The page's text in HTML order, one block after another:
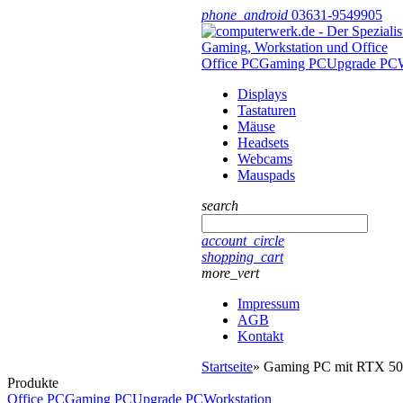
phone_android 03631-9549905
Office PCGaming PCUpgrade PC
Displays
Tastaturen
Mäuse
Headsets
Webcams
Mauspads
search
account_circle
shopping_cart
more_vert
Impressum
AGB
Kontakt
Startseite» Gaming PC mit RTX
Produkte
Office PCGaming PCUpgrade PCWorkstation